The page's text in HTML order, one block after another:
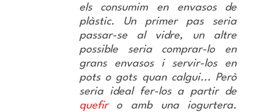
els consumim en envasos de
plàstic. Un primer pas seria
passar-se al vidre, un altre
possible seria comprar-lo en
grans envasos i servir-los en
pots o gots quan calgui... Però
seria ideal fer-los a partir de
quefiro amb una iogurtera.